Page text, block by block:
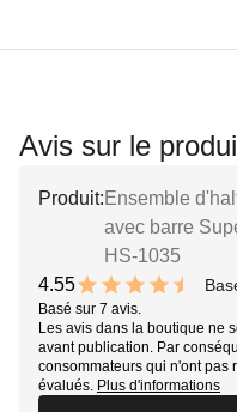
Avis sur le
Produit: Ensemble
avec barre
HS-1035
4.55
9.1 out of 10 stars
Basé sur 7 avis.
Les avis dans la boutique ne
avant publication. Par
consommateurs qui n'ont pas
évalués. Plus d'informations